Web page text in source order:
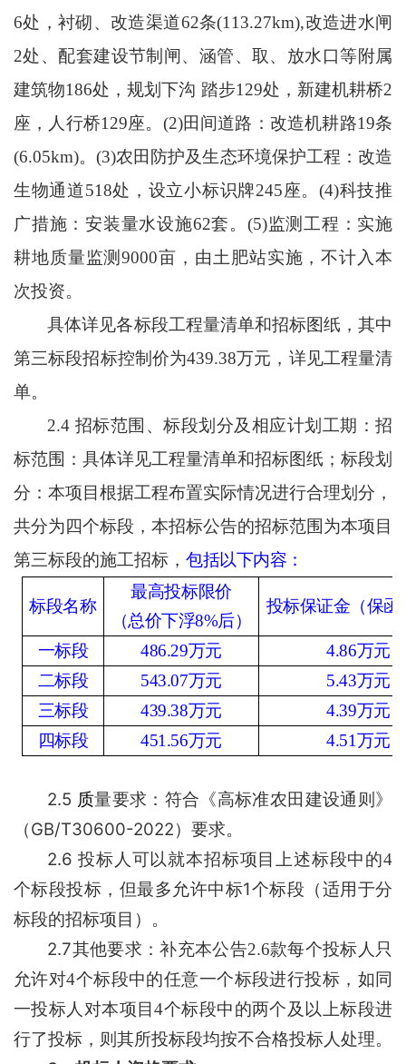
6处，衬砌、改造渠道62条(113.27km),改造进水闸
2处、配套建设节制闸、涵管、取、放水口等附属
建筑物186处，规划下沟 踏步129处，新建机耕桥2
座，人行桥129座。 (2)田间道路：改造机耕路19条
(6.05km)。(3)农田防护及生态环境保护工程：改造
生物通道518处，设立小标识牌245座。 (4)科技推
广措施：安装量水设施62套。 (5)监测工程：实施
耕地质量监测9000亩，由土肥站实施，不计入本
次投资。
具体详见各标段工程量清单和招标图纸，其中
第三标段招标控制价为439.38万元， 详见工程量清
单。
2.4 招标范围、标段划分及相应计划工期：招
标范围： 具体详见工程量清单和招标图纸；标段划
分：本项目根据工程布置实际情况进行合理划分，
共分为四个标段，本招标公告的招标范围为本项目
第三标段的施工招标， 包括以下内容：
标段名称
最高投标限价
（总价下浮8%后）
投标保证金（保函
一标段 486.29万元
4.86万元
二标段
543.07万元
5.43万元
三标段
439.38万元
4.39万元
四标段
451.56万元 4.51万元
2.5 质量要求： 符合《高标准农田建设通则》
（GB/T30600-2022）要求。
2.6投标人可以就本招标项目 上述标段中的4
个标段投标，但最多允许中标1个标段（适用于分
标段的招标项目）。
2.7其他要求：补充本公告2.6款每个投标人只
允许对4个标段中的任意一个标段进行投标，如同
一投标人对本项目4个标段中的两个及以上标段进
行了投标，则其所投标段均按不合格投标人处理。